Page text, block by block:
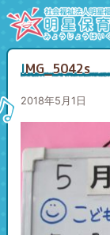
IMG_5042s
2018年5月1日